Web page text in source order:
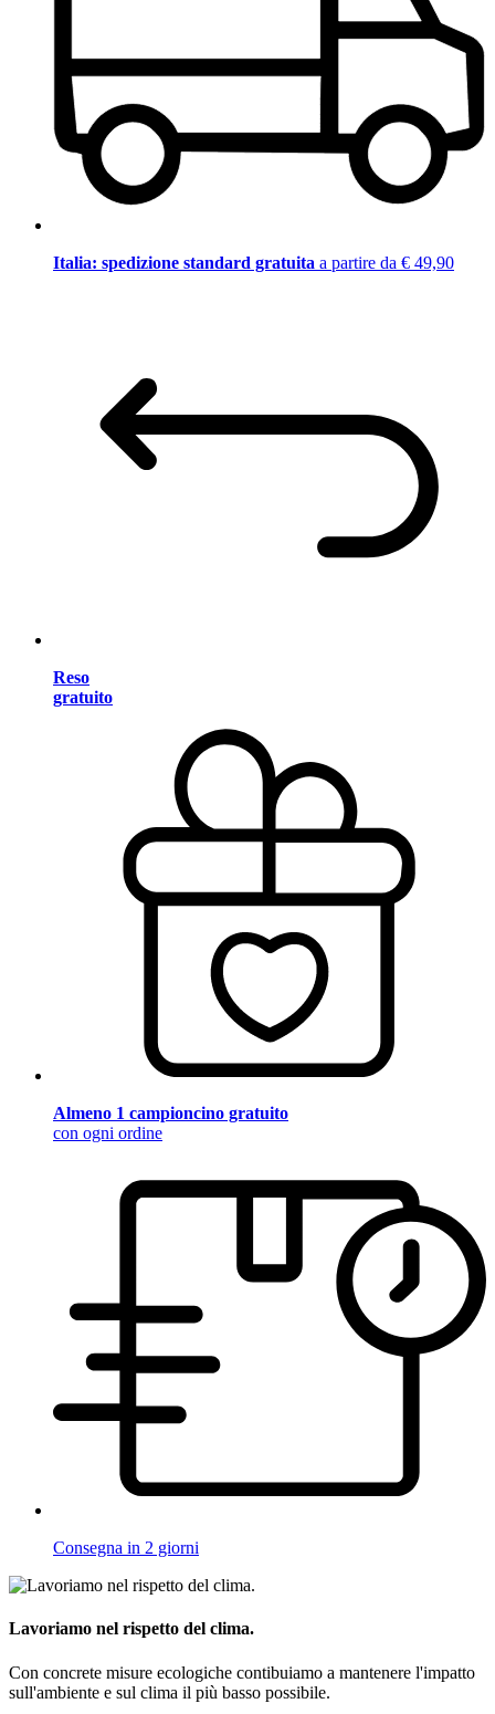
Italia: spedizione standard gratuita a partire da € 49,90
Reso
gratuito
Almeno 1 campioncino gratuito
con ogni ordine
Consegna in 2 giorni
Lavoriamo nel rispetto del clima.
Con concrete misure ecologiche contibuiamo a mantenere l'impatto
sull'ambiente e sul clima il più basso possibile.